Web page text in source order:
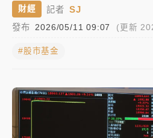
白海豚瘦身！中部以北防劇烈
《知新聞》揭「運科計畫」
財經 記者 SJ
發布 2026/05/11 09:07 (更新
#股市基金